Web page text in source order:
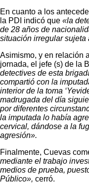
En cuanto a los
la PDI indicó que «la
de 28 años de
situación irregular sujeta
Asimismo, y en relación
jornada, el jefe (s) de la
detectives de esta
compartió con la
interior de la toma
madrugada del día
por diferentes
la imputada lo había
cervical, dándose a la
agresión».
Finalmente, Cuevas
mediante el trabajo
medios de prueba,
Público», cerró.